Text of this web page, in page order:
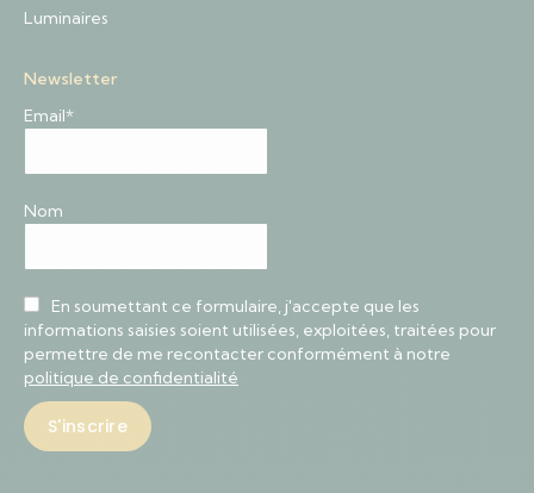
Luminaires
Newsletter
Email*
Nom
En soumettant ce formulaire, j'accepte que les
informations saisies soient utilisées, exploitées, traitées pour
permettre de me recontacter conformément à notre
politique de confidentialité